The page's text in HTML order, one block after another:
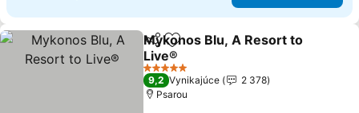
ZdieľaťPridať do obľúbených
Mykonos Blu, A Resort to
Live®
Zobraziť ceny
5 Počet hviezdičiek
9,2 Vynikajúce
2 378
Psarou